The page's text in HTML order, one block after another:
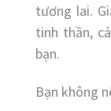
tương lai.
tinh thần,
bạn.
Bạn không